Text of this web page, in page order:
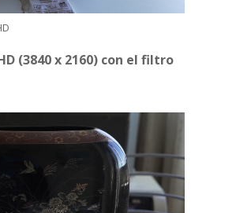
(3840 x 2160) con el filtro